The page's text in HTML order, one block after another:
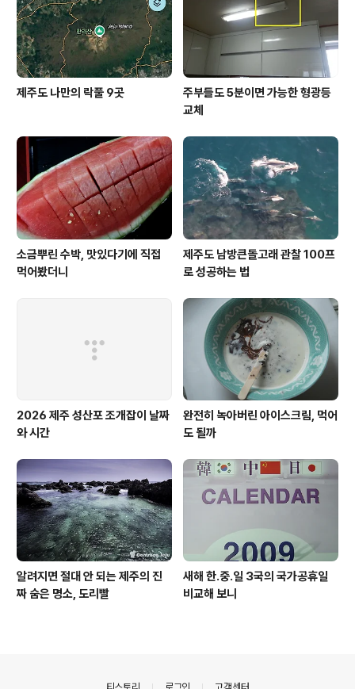
물이 되면 바다로 나갈 배가 정박해 놓는 곳으로 그리고 밖
캐는 수시로 드나드는 배들이 정박해 있..
제주도 나만의 락풀 9곳
주부들도 5분이면 가능한 형광등
교체
소금뿌린 수박, 맛있다기에 직접
먹어봤더니
제주도 남방큰돌고래 관찰 100프
로 성공하는 법
2026 제주 성산포 조개잡이 날짜
와 시간
완전히 녹아버린 아이스크림, 먹어
도 될까
알려지면 절대 안 되는 제주의 진
짜 숨은 명소, 도리빨
새해 한.중.일 3국의 국가공휴일
비교해 보니